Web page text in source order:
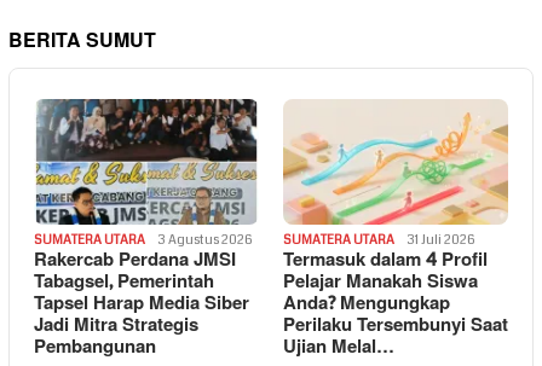
BERITA SUMUT
SUMATERA UTARA 3 Agustus 2026
Rakercab Perdana JMSI
Tabagsel, Pemerintah
Tapsel Harap Media Siber
Jadi Mitra Strategis
Pembangunan
SUMATERA UTARA 31 Juli 2026
Termasuk dalam 4 Profil
Pelajar Manakah Siswa
Anda? Mengungkap
Perilaku Tersembunyi Saat
Ujian Melal…